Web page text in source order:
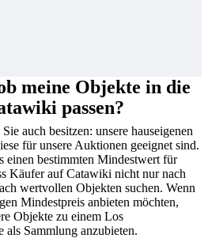
meine Objekte in die
passen?
auch besitzen: unsere hauseigenen
für unsere Auktionen geeignet sind.
einen bestimmten Mindestwert für
Käufer auf Catawiki nicht nur nach
wertvollen Objekten suchen. Wenn
Mindestpreis anbieten möchten,
Objekte zu einem Los
als Sammlung anzubieten.